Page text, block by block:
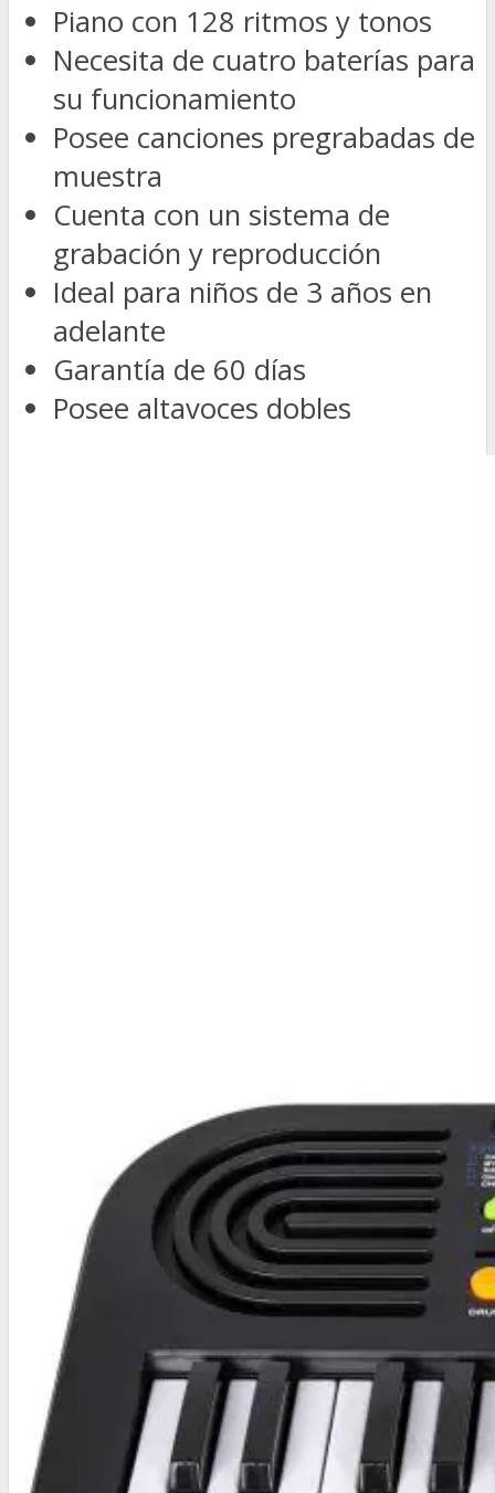
Piano con 128 ritmos y tonos
Necesita de cuatro baterías para
su funcionamiento
Posee canciones pregrabadas de
muestra
Cuenta con un sistema de
grabación y reproducción
Ideal para niños de 3 años en
adelante
Garantía de 60 días
Posee altavoces dobles